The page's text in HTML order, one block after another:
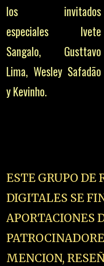
los invitados
especiales Ivete
Sangalo, Gusttavo
Lima, Wesley Safadão
y Kevinho.
ESTE GRUPO DE
DIGITALES SE
APORTACIONES
MENCION,